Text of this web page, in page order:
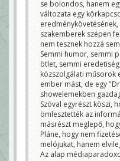
se bolondos, hanem
változata egy
szakemberek szépen
nem tesznek hozzá
Semmi humor, semmi
ötlet, semmi
közszolgálati műsorok
ember mást, de egy
showelemekben
Szóval egyrészt köszi,
ömlesztették az
másrészt meglepő,
Pláne, hogy nem
melójukat, hanem
Az alap